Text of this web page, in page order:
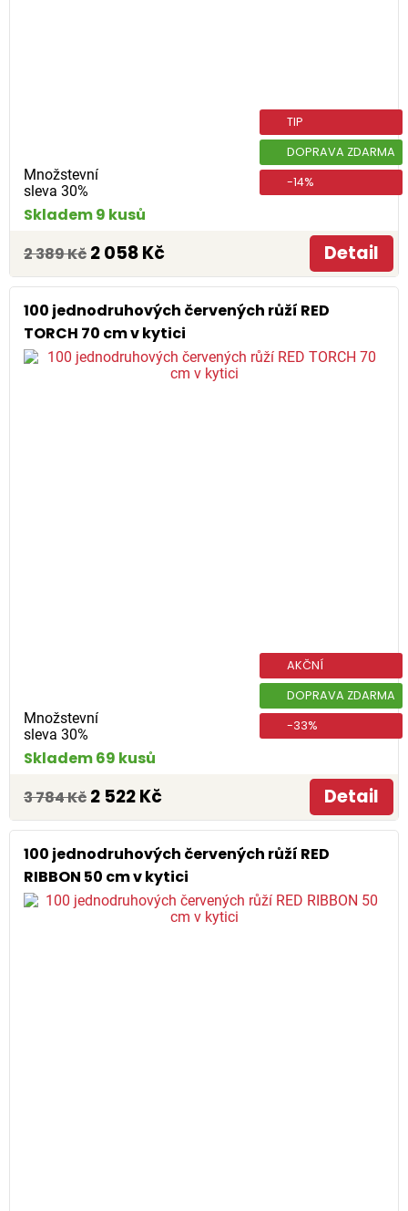
Množstevní
sleva 30%
TIP
DOPRAVA ZDARMA
-14%
Skladem 9 kusů
2 389 Kč 2 058 Kč Detail
100 jednodruhových červených růží RED
TORCH 70 cm v kytici
Množstevní
sleva 30%
AKČNÍ
DOPRAVA ZDARMA
-33%
Skladem 69 kusů
3 784 Kč 2 522 Kč Detail
100 jednodruhových červených růží RED
RIBBON 50 cm v kytici